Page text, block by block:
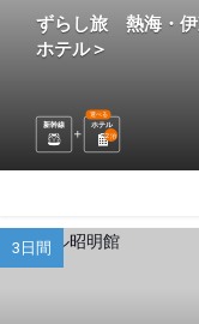
ずらし旅 熱海・伊
ホテル＞
新幹線 ホテル
選べる
2泊
3日間